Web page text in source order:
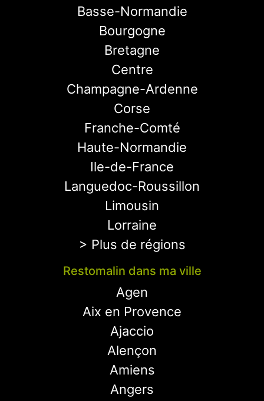
Basse-Normandie
Bourgogne
Bretagne
Centre
Champagne-Ardenne
Corse
Franche-Comté
Haute-Normandie
Ile-de-France
Languedoc-Roussillon
Limousin
Lorraine
> Plus de régions
Restomalin dans ma ville
Agen
Aix en Provence
Ajaccio
Alençon
Amiens
Angers